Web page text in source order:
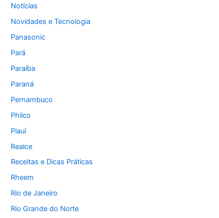
Notícias
Novidades e Tecnologia
Panasonic
Pará
Paraíba
Paraná
Pernambuco
Philco
Piauí
Realce
Receitas e Dicas Práticas
Rheem
Rio de Janeiro
Rio Grande do Norte